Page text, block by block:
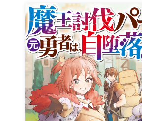
その他
コミックエッセイ
ポケットモンスター
アニメ
ゲーム
通
オーバー
企業
会社概要
採用情報
アクセス
オーバーラップホールディングス
お問い
オーバーラップ文庫
オーバーラップノベルス